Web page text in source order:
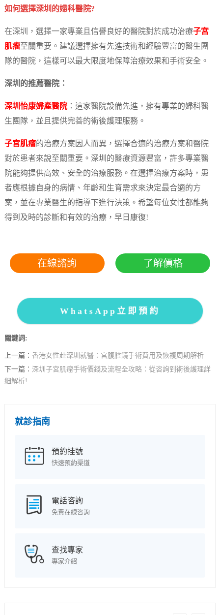
如何選擇深圳的婦科醫院?
在深圳，選擇一家專業且信譽良好的醫院對於成功治療子宮
肌瘤至關重要。建議選擇擁有先進技術和經驗豐富的醫生團
隊的醫院，這樣可以最大限度地保障治療效果和手術安全。
深圳的推薦醫院：
深圳怡康婦產醫院：這家醫院設備先進，擁有專業的婦科醫
生團隊，並且提供完善的術後護理服務。
子宮肌瘤的治療方案因人而異，選擇合適的治療方案和醫院
對於患者來說至關重要。深圳的醫療資源豐富，許多專業醫
院能夠提供高效、安全的治療服務。在選擇治療方案時，患
者應根據自身的病情、年齡和生育需求來決定最合適的方
案，並在專業醫生的指導下進行決策。希望每位女性都能夠
得到及時的診斷和有效的治療，早日康復!
在線諮詢 了解價格
WhatsApp立即預約
關鍵詞:
上一篇： 香港女性赴深圳就醫：宮腹腔鏡手術費用及恢複周期解析
下一篇： 深圳子宮肌瘤手術價錢及流程全攻略：從咨詢到術後護理詳
細解析!
就診指南
預約挂號
快速預約渠道
電話咨詢
免費在線咨詢
查找專家
專家介紹